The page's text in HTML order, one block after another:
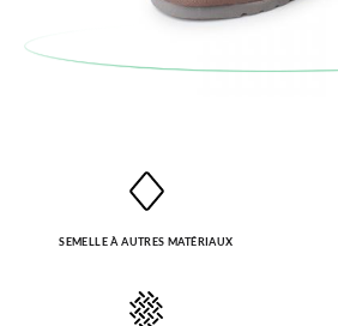
SEMELLE À AUTRES MATÉRIAUX